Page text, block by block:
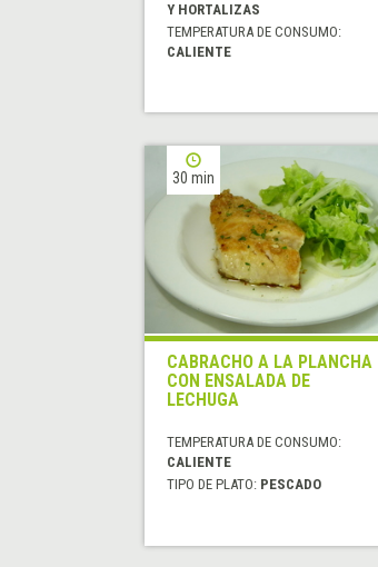
Y HORTALIZAS
TEMPERATURA DE CONSUMO:
CALIENTE
30 min
CABRACHO A LA PLANCHA
CON ENSALADA DE
LECHUGA
TEMPERATURA DE CONSUMO:
CALIENTE
TIPO DE PLATO: PESCADO